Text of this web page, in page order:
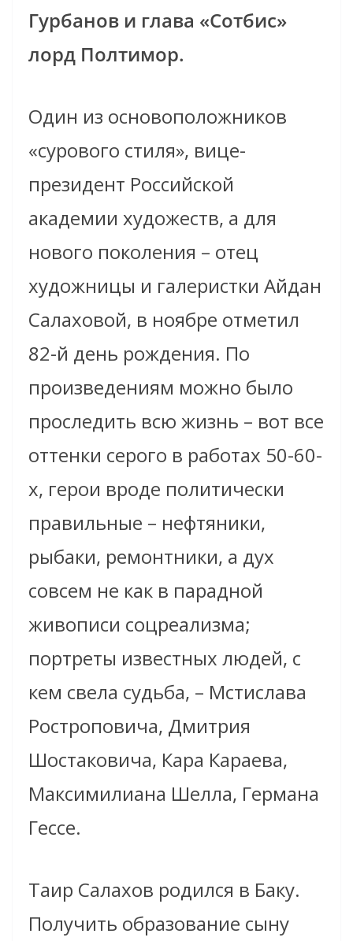
Гурбанов и глава «Сотбис»
лорд Полтимор.
Один из основоположников
«сурового стиля», вице-
президент Российской
академии художеств, а для
нового поколения – отец
художницы и галеристки Айдан
Салаховой, в ноябре отметил
82-й день рождения. По
произведениям можно было
проследить всю жизнь – вот все
оттенки серого в работах 50-60-
х, герои вроде политически
правильные – нефтяники,
рыбаки, ремонтники, а дух
совсем не как в парадной
живописи соцреализма;
портреты известных людей, с
кем свела судьба, – Мстислава
Ростроповича, Дмитрия
Шостаковича, Кара Караева,
Максимилиана Шелла, Германа
Гессе.
Таир Салахов родился в Баку.
Получить образование сыну